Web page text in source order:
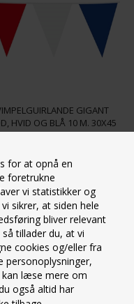
for at opnå en
foretrukne
vi statistikker og
sikrer, at siden hele
bliver relevant
tillader du, at vi
cookies og/eller fra
personoplysninger,
kan læse mere om
også altid har
GIGANT
HVID OG BLÅ 10 M. 30X45
CM.
Flag størrelse: 30x45 cm.
Længde: 10 m.
Antal flag: 10 stk.
Materiale: Plastflag og
plastsnor
Farve: Rød, hvid og blå
Varenummer 17694064
På lager
14,50
14,50 Kr.
VIS PRODUKT